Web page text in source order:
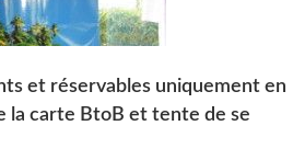
et réservables uniquement en
la carte BtoB et tente de se